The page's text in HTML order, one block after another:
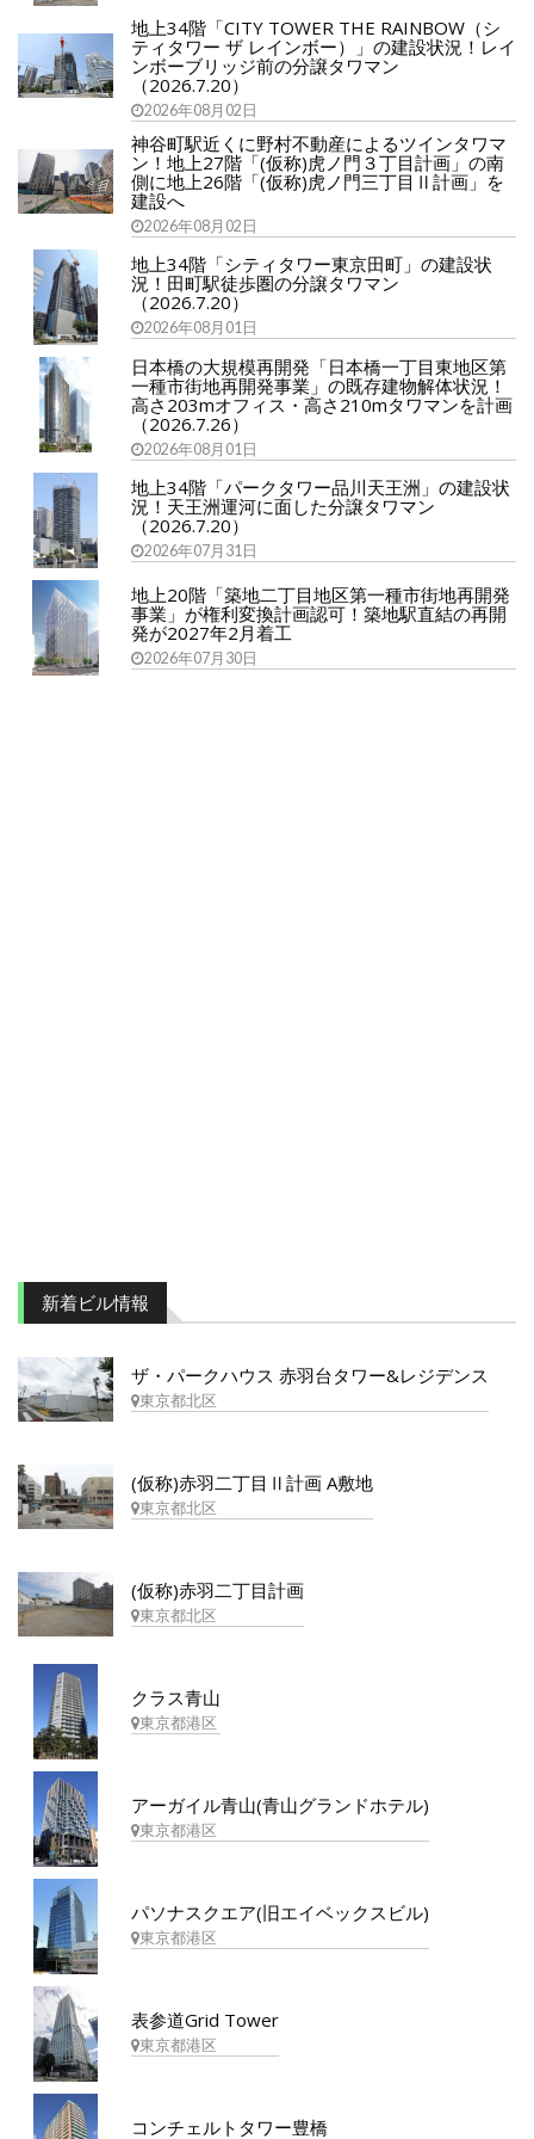
地上34階「CITY TOWER THE RAINBOW（シ
ティタワー ザ レインボー）」の建設状況！レイ
ンボーブリッジ前の分譲タワマン
（2026.7.20）
2026年08月02日
神谷町駅近くに野村不動産によるツインタワマ
ン！地上27階「(仮称)虎ノ門３丁目計画」の南
側に地上26階「(仮称)虎ノ門三丁目Ⅱ計画」を
建設へ
2026年08月02日
地上34階「シティタワー東京田町」の建設状
況！田町駅徒歩圏の分譲タワマン
（2026.7.20）
2026年08月01日
日本橋の大規模再開発「日本橋一丁目東地区第
一種市街地再開発事業」の既存建物解体状況！
高さ203mオフィス・高さ210mタワマンを計画
（2026.7.26）
2026年08月01日
地上34階「パークタワー品川天王洲」の建設状
況！天王洲運河に面した分譲タワマン
（2026.7.20）
2026年07月31日
地上20階「築地二丁目地区第一種市街地再開発
事業」が権利変換計画認可！築地駅直結の再開
発が2027年2月着工
2026年07月30日
新着ビル情報
ザ・パークハウス 赤羽台タワー&レジデンス
東京都北区
(仮称)赤羽二丁目Ⅱ計画 A敷地
東京都北区
(仮称)赤羽二丁目計画
東京都北区
クラス青山
東京都港区
アーガイル青山(青山グランドホテル)
東京都港区
パソナスクエア(旧エイベックスビル)
東京都港区
表参道Grid Tower
東京都港区
コンチェルトタワー豊橋